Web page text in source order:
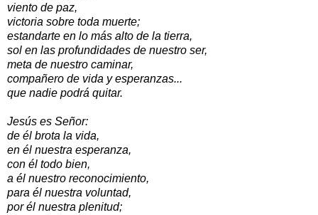
viento de paz,
victoria sobre toda muerte;
estandarte en lo más alto de la tierra,
sol en las profundidades de nuestro ser,
meta de nuestro caminar,
compañero de vida y esperanzas...
que nadie podrá quitar.
Jesús es Señor:
de él brota la vida,
en él nuestra esperanza,
con él todo bien,
a él nuestro reconocimiento,
para él nuestra voluntad,
por él nuestra plenitud;